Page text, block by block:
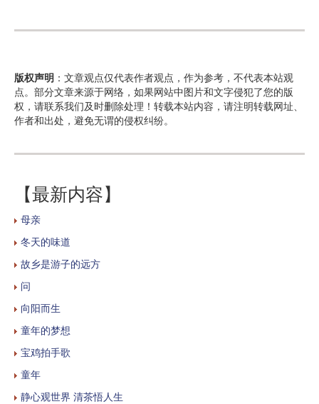
版权声明 ：文章观点仅代表作者观点，作为参考，不代表本站观
点。部分文章来源于网络，如果网站中图片和文字侵犯了您的版
权，请联系我们及时删除处理！转载本站内容，请注明转载网址、
作者和出处，避免无谓的侵权纠纷。
【最新内容】
母亲
冬天的味道
故乡是游子的远方
问
向阳而生
童年的梦想
宝鸡拍手歌
童年
静心观世界 清茶悟人生